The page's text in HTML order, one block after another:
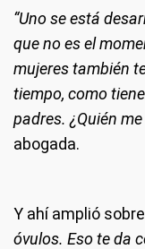
“Uno se está
que no es el
mujeres también
tiempo, como
padres. ¿Quién me
abogada.
Y ahí amplió
óvulos. Eso te da